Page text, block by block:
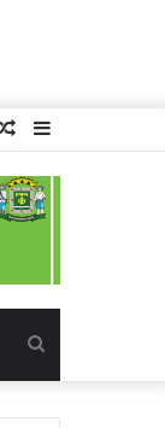
Barra
Lateral
Artigo
aleatório
por